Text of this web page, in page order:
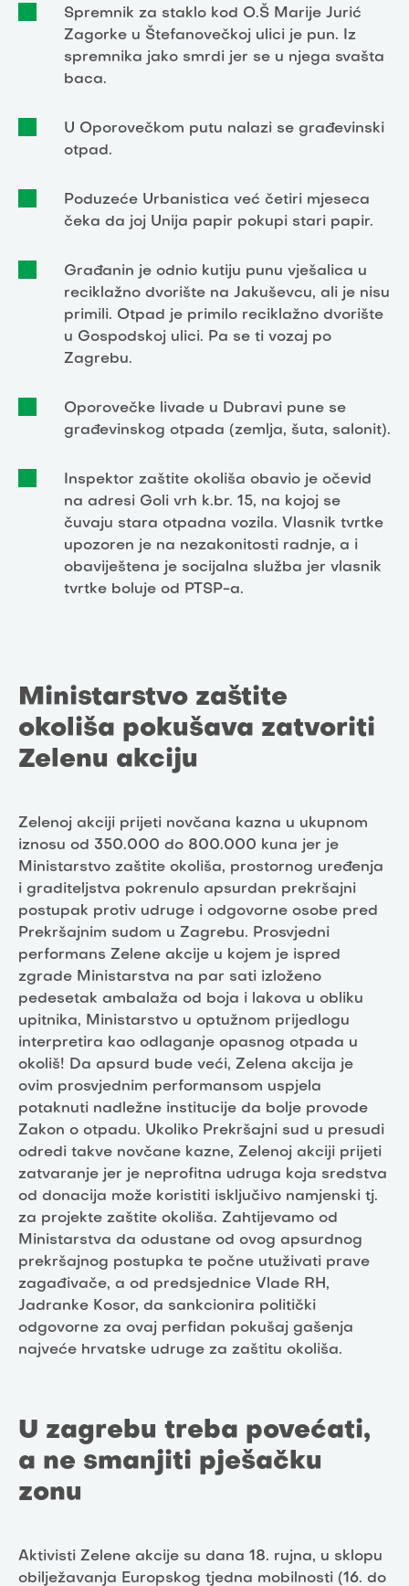
Spremnik za staklo kod O.Š Marije Jurić
Zagorke u Štefanovečkoj ulici je pun. Iz
spremnika jako smrdi jer se u njega svašta
baca.
U Oporovečkom putu nalazi se građevinski
otpad.
Poduzeće Urbanistica već četiri mjeseca
čeka da joj Unija papir pokupi stari papir.
Građanin je odnio kutiju punu vješalica u
reciklažno dvorište na Jakuševcu, ali je nisu
primili. Otpad je primilo reciklažno dvorište
u Gospodskoj ulici. Pa se ti vozaj po
Zagrebu.
Oporovečke livade u Dubravi pune se
građevinskog otpada (zemlja, šuta, salonit).
Inspektor zaštite okoliša obavio je očevid
na adresi Goli vrh k.br. 15, na kojoj se
čuvaju stara otpadna vozila. Vlasnik tvrtke
upozoren je na nezakonitosti radnje, a i
obaviještena je socijalna služba jer vlasnik
tvrtke boluje od PTSP-a.
Ministarstvo zaštite
okoliša pokušava zatvoriti
Zelenu akciju
Zelenoj akciji prijeti novčana kazna u ukupnom
iznosu od 350.000 do 800.000 kuna jer je
Ministarstvo zaštite okoliša, prostornog uređenja
i graditeljstva pokrenulo apsurdan prekršajni
postupak protiv udruge i odgovorne osobe pred
Prekršajnim sudom u Zagrebu. Prosvjedni
performans Zelene akcije u kojem je ispred
zgrade Ministarstva na par sati izloženo
pedesetak ambalaža od boja i lakova u obliku
upitnika, Ministarstvo u optužnom prijedlogu
interpretira kao odlaganje opasnog otpada u
okoliš! Da apsurd bude veći, Zelena akcija je
ovim prosvjednim performansom uspjela
potaknuti nadležne institucije da bolje provode
Zakon o otpadu. Ukoliko Prekršajni sud u presudi
odredi takve novčane kazne, Zelenoj akciji prijeti
zatvaranje jer je neprofitna udruga koja sredstva
od donacija može koristiti isključivo namjenski tj.
za projekte zaštite okoliša. Zahtijevamo od
Ministarstva da odustane od ovog apsurdnog
prekršajnog postupka te počne utuživati prave
zagađivače, a od predsjednice Vlade RH,
Jadranke Kosor, da sankcionira politički
odgovorne za ovaj perfidan pokušaj gašenja
najveće hrvatske udruge za zaštitu okoliša.
U zagrebu treba povećati,
a ne smanjiti pješačku
zonu
Aktivisti Zelene akcije su dana 18. rujna, u sklopu
obilježavanja Europskog tjedna mobilnosti (16. do